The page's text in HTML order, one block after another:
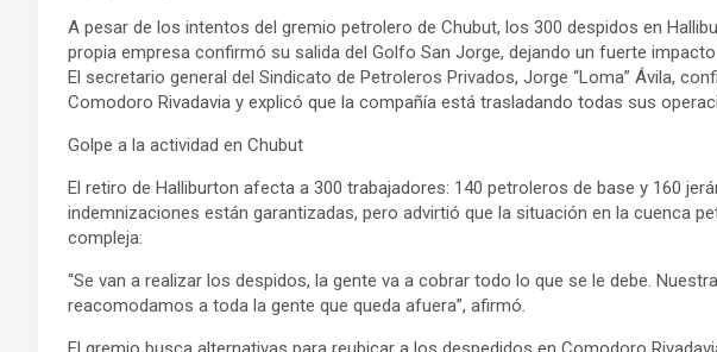
A pesar de los intentos del gremio petrolero de Chubut, los 300 despidos en
propia empresa confirmó su salida del Golfo San Jorge, dejando un fuerte
El secretario general del Sindicato de Petroleros Privados, Jorge “Loma” Ávila,
Comodoro Rivadavia y explicó que la compañía está trasladando todas sus
Golpe a la actividad en Chubut
El retiro de Halliburton afecta a 300 trabajadores: 140 petroleros de base y 160
indemnizaciones están garantizadas, pero advirtió que la situación en la cuenca
compleja:
“Se van a realizar los despidos, la gente va a cobrar todo lo que se le debe.
reacomodamos a toda la gente que queda afuera”, afirmó.